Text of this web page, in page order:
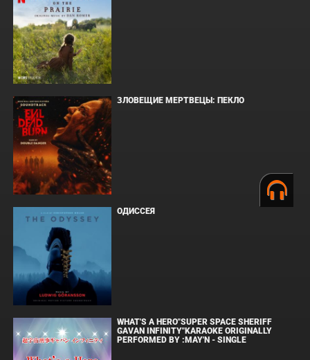
ЗЛОВЕЩИЕ МЕРТВЕЦЫ: ПЕКЛО
ОДИССЕЯ
WHAT'S A HERO"SUPER SPACE SHERIFF
GAVAN INFINITY"KARAOKE ORIGINALLY
PERFORMED BY :MAY'N - SINGLE